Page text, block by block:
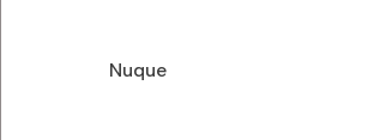
Nuque